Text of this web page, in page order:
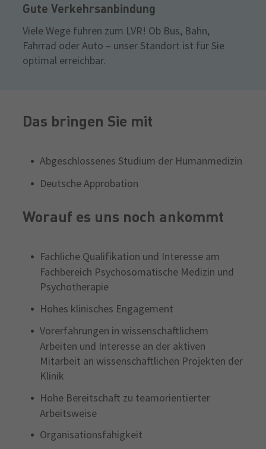
Gute Verkehrsanbindung
Viele Wege führen zum LVR! Ob Bus, Bahn,
Fahrrad oder Auto – unser Standort ist für Sie
optimal erreichbar.
Das bringen Sie mit
Abgeschlossenes Studium der Humanmedizin
Deutsche Approbation
Worauf es uns noch ankommt
Fachliche Qualifikation und Interesse am
Fachbereich Psychosomatische Medizin und
Psychotherapie
Hohes klinisches Engagement
Vorerfahrungen in wissenschaftlichem
Arbeiten und Interesse an der aktiven
Mitarbeit an wissenschaftlichen Projekten der
Klinik
Hohe Bereitschaft zu teamorientierter
Arbeitsweise
Organisationsfähigkeit